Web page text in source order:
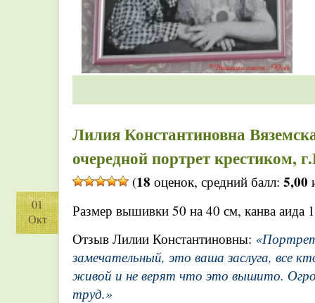
Лилия Константиновна
очередной портрет крестиком,
(18 оценок, средний балл: 5,00
01
Окт
Размер вышивки 50 на 40 см, канва аида
Отзыв Лилии Константиновны:
замечательный, это ваша заслуга, все
живой и не верят что это вышито.
труд.»